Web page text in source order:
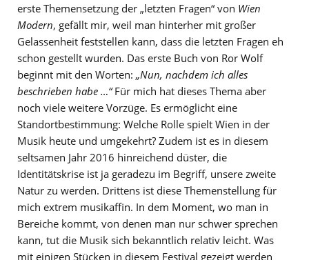
erste Themensetzung der „letzten Fragen“ von Wien
Modern, gefällt mir, weil man hinterher mit großer
Gelassenheit feststellen kann, dass die letzten Fragen eh
schon gestellt wurden. Das erste Buch von Ror Wolf
beginnt mit den Worten: „Nun, nachdem ich alles
beschrieben habe …“Für mich hat dieses Thema aber
noch viele weitere Vorzüge. Es ermöglicht eine
Standortbestimmung: Welche Rolle spielt Wien in der
Musik heute und umgekehrt? Zudem ist es in diesem
seltsamen Jahr 2016 hinreichend düster, die
Identitätskrise ist ja geradezu im Begriff, unsere zweite
Natur zu werden. Drittens ist diese Themenstellung für
mich extrem musikaffin. In dem Moment, wo man in
Bereiche kommt, von denen man nur schwer sprechen
kann, tut die Musik sich bekanntlich relativ leicht. Was
mit einigen Stücken in diesem Festival gezeigt werden